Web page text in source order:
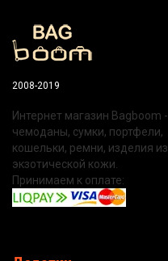
2008-2019
Интернет магазин Bagboom -
чемоданы, сумки, портфели,
кошельки, ремни, изделия из
экзотической кожи.
Принимаем к оплате: